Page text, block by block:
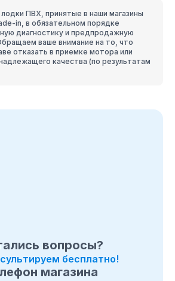
ПВХ, принятые в наши магазины
in, в обязательном порядке
диагностику и предпродажную
ваше внимание на то, что
отказать в приемке мотора или
качества (по результатам
вопросы?
бесплатно!
магазина